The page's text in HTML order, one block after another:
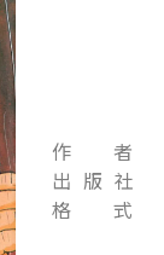
作 者
出 版 社
格 式